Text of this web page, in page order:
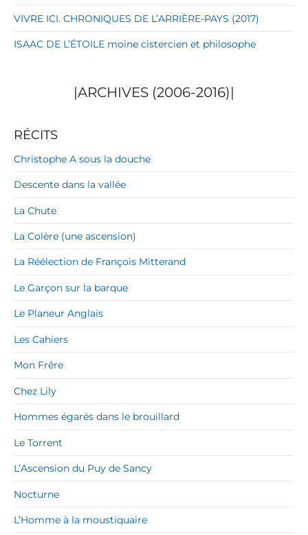
VIVRE ICI. CHRONIQUES DE L’ARRIÈRE-PAYS (2017)
ISAAC DE L’ÉTOILE moine cistercien et philosophe
|ARCHIVES (2006-2016)|
RÉCITS
Christophe A sous la douche
Descente dans la vallée
La Chute
La Colère (une ascension)
La Réélection de François Mitterand
Le Garçon sur la barque
Le Planeur Anglais
Les Cahiers
Mon Frêre
Chez Lily
Hommes égarés dans le brouillard
Le Torrent
L’Ascension du Puy de Sancy
Nocturne
L’Homme à la moustiquaire